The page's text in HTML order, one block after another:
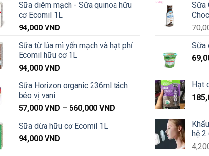
Sữa diêm mạch - Sữa quinoa hữu
cơ Ecomil 1L
94,000VND
Sữa từ lúa mì yến mạch và hạt phỉ
Ecomil hữu cơ 1L
94,000VND
Sữa Horizon organic 236ml tách
béo vị vani
57,000VND – 660,000VND
57,000 VND
Sữa dừa hữu cơ Ecomil 1L
94,000VND
Sữa
Sữa
Hạt
hệ 2